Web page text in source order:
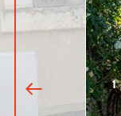
1